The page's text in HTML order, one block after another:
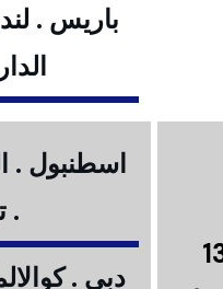
باريس .
اسطنبول .
.
دبي .